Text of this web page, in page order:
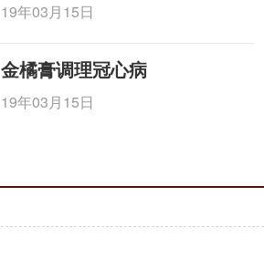
19年03月15日
金橘膏调理冠心病
19年03月15日